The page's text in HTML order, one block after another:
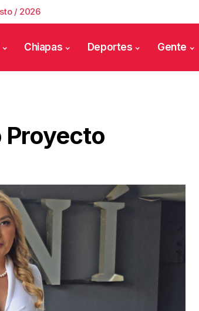
/ 2026
Chiapas Deportes Gente
Proyecto